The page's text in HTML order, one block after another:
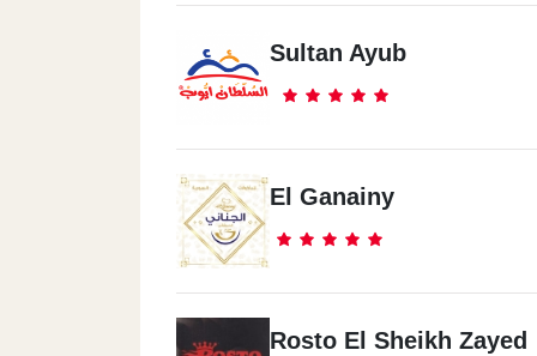
Misr Al Gadeeda
17 El Marghany St.
Hay El Nady
Marina4
The Plat Form
Sultan Ayub
El Ganainy
Rosto El Sheikh Zayed